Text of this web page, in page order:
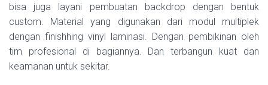
bisa juga layani pembuatan backdrop dengan bentuk
custom. Material yang digunakan dari modul multiplek
dengan finishhing vinyl laminasi. Dengan pembikinan oleh
tim profesional di bagiannya. Dan terbangun kuat dan
keamanan untuk sekitar.